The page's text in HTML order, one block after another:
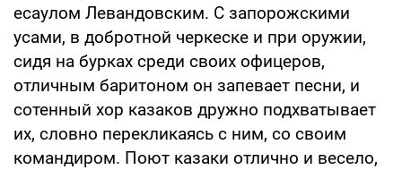
есаулом Левандовским. С запорожскими
усами, в добротной черкеске и при оружии,
сидя на бурках среди своих офицеров,
отличным баритоном он запевает песни, и
сотенный хор казаков дружно подхватывает
их, словно перекликаясь с ним, со своим
командиром. Поют казаки отлично и весело,